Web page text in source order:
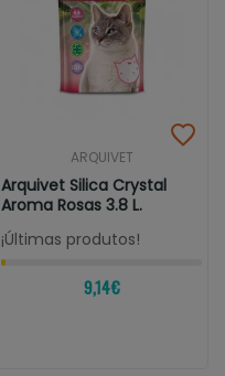
ARQUIVET
Arquivet Silica Crystal
Aroma Rosas 3.8 L.
¡Últimas produtos!
9,14 €